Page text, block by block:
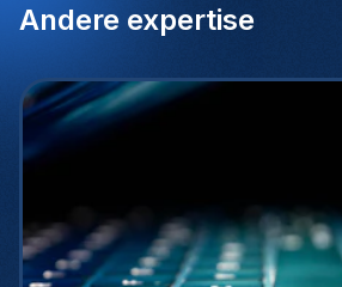
Andere expertise